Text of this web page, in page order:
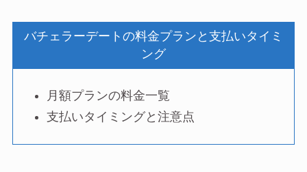
バチェラーデートの料金プランと支払いタイミ
ング
月額プランの料金一覧
支払いタイミングと注意点